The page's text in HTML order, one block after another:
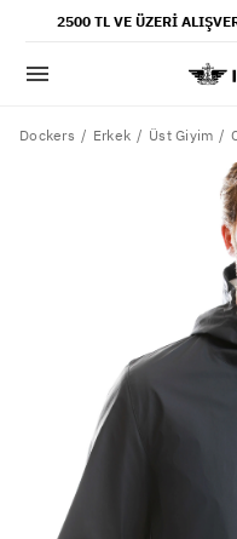
2500 TL VE ÜZERI
gömlek
şort
ultimate chino pantolon
yaz koleksiyonu
ofis tarzı
Dockers Erkek Üst Giyim